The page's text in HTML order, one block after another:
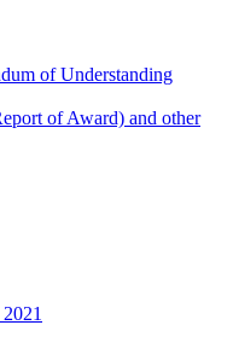
of Understanding
of Award) and other